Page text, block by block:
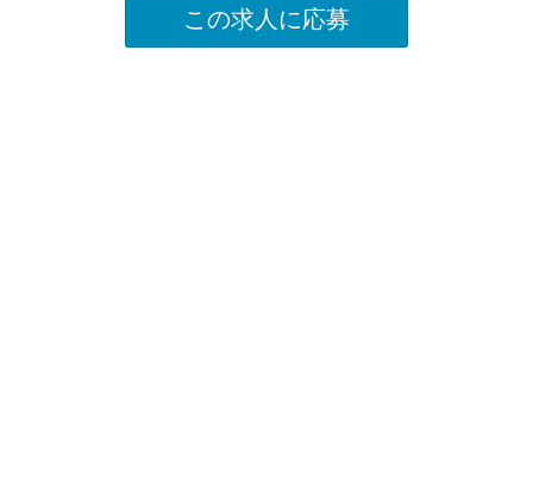
この求人に応募